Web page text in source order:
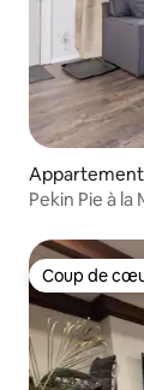
Appartement
Pekin Pie à la
Coup de
Coup de